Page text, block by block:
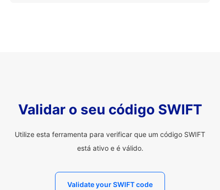
Validar o seu código SWIFT
Utilize esta ferramenta para verificar que um código SWIFT
está ativo e é válido.
Validate your SWIFT code